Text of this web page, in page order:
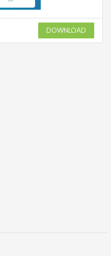
DOWNLOAD